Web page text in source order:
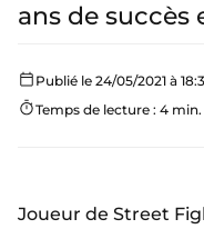
ans de succès
Publié le 24/05/2021 à
Temps de lecture : 4 min.
Joueur de Street